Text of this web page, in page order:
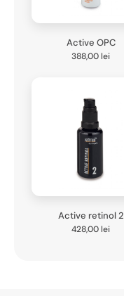
Active OPC
388,00lei
Active retinol 2
428,00lei